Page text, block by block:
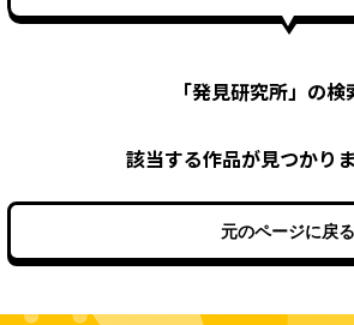
「発見研究所」の検
該当する作品が見つかり
元のページに戻る